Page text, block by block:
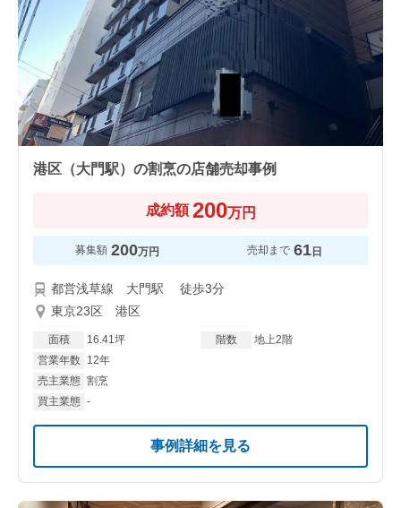
港区（大門駅）の割烹の店舗売却事例
成約額 200万円
募集額 200万円 売却まで 61日
都営浅草線 大門駅 徒歩3分
東京23区 港区
面積 16.41坪 階数
地上2階
営業年数
12年
売主業態 割烹
買主業態 -
事例詳細を見る